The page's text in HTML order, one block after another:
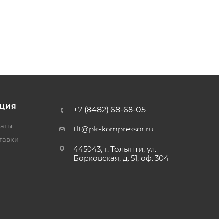
+7 (8482) 68-68-05
tlt@pk-kompressor.ru
445043, г. Тольятти, ул.
Борковская, д. 51, оф. 304